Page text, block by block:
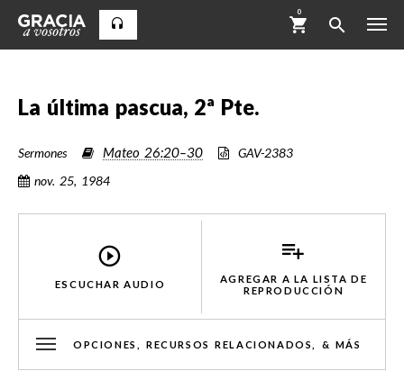
0
La última pascua, 2ª Pte.
Sermones Mateo 26:20–30
GAV-2383
nov. 25, 1984
ESCUCHAR AUDIO
AGREGAR A LA LISTA DE
REPRODUCCIÓN
OPCIONES, RECURSOS RELACIONADOS, & MÁS